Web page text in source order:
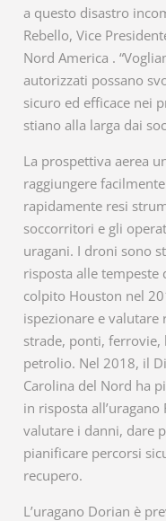
a questo disastro
Rebello, Vice
Nord America .
autorizzati possano
sicuro ed efficace nei
stiano alla larga dai
La prospettiva aerea
raggiungere
rapidamente resi
soccorritori e gli
uragani. I droni sono
risposta alle tempeste
colpito Houston nel
ispezionare e
strade, ponti,
petrolio. Nel 2018, il
Carolina del Nord ha
in risposta
valutare i danni, dare
pianificare percorsi
recupero.
L’uragano Dorian è